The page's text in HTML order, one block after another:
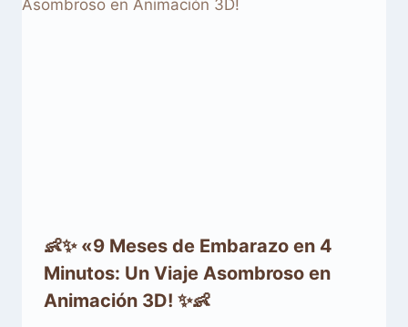
👶✨ «9 Meses de Embarazo en 4
Minutos: Un Viaje Asombroso en
Animación 3D! ✨👶